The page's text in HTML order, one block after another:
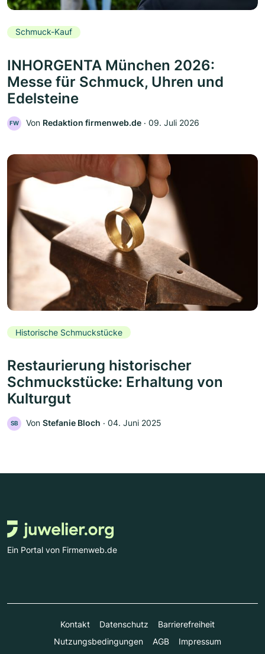
Schmuck-Kauf
INHORGENTA München 2026:
Messe für Schmuck, Uhren und
Edelsteine
FW Von Redaktion firmenweb.de ‧ 09. Juli 2026
Historische Schmuckstücke
Restaurierung historischer
Schmuckstücke: Erhaltung von
Kulturgut
SB Von Stefanie Bloch ‧ 04. Juni 2025
Ein Portal von Firmenweb.de
Kontakt Datenschutz
Barrierefreiheit
Nutzungsbedingungen
AGB Impressum